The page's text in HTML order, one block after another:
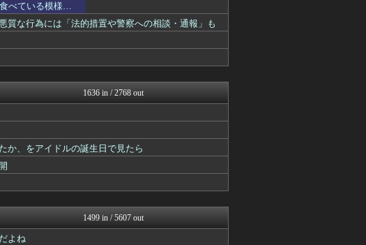
ぴこ速(〃'∇'〃)？
ああ言えばForYou
ョン...
あぁ^～こころがぴょんぴょ...
漫画まとめ速報
で...
ガンダムブログ（情報戦仕様...
異世界転生まとめ速報
ああ言えばForYou
ヒーローNEWS
GUNDAM.LOG｜ガン...
様…
プリキュアのまとめ
アニはつ -アニメ発信場-
ヒーローNEWS
べている模様…
な行為には「法的措置や警察への相談・通報」も
1636 in / 2768 out
か、をアイドルの誕生日で見たら
1499 in / 5607 out
よね